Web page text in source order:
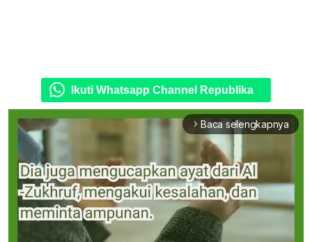
Ikuti Whatsapp Channel Republika
arrow_forward_ios Baca selengkapnya